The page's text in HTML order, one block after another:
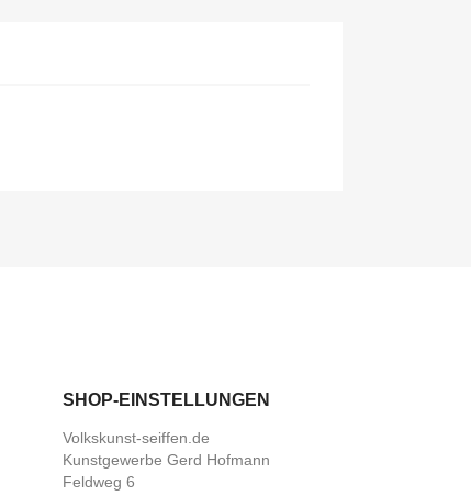
SHOP-EINSTELLUNGEN
Volkskunst-seiffen.de
Kunstgewerbe Gerd Hofmann
Feldweg 6